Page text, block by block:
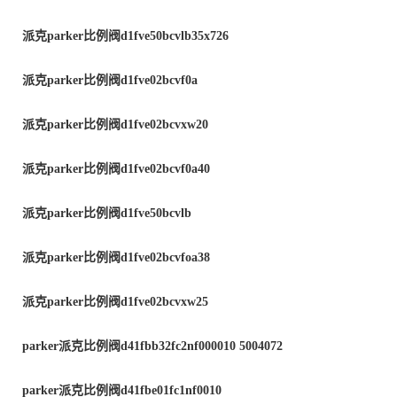
派克parker 比例阀d1fve50bcvlb35x726
派克parker 比例阀d1fve02bcvf0a
派克parker 比例阀d1fve02bcvxw20
派克parker 比例阀d1fve02bcvf0a40
派克parker 比例阀d1fve50bcvlb
派克parker 比例阀d1fve02bcvfoa38
派克parker 比例阀d1fve02bcvxw25
parker派克比例阀d41fbb32fc2nf000010 5004072
parker派克比例阀d41fbe01fc1nf0010